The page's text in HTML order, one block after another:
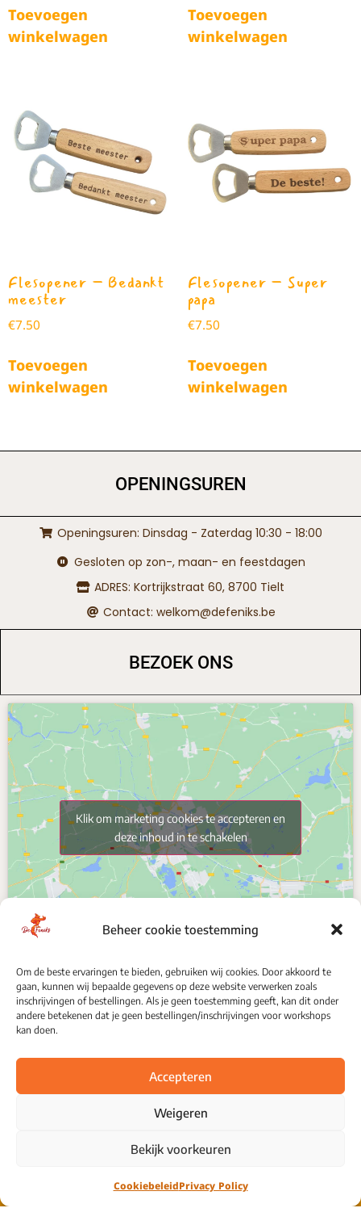
Beheer cookie toestemming
Om de beste ervaringen te bieden, gebruiken wij cookies. Door akkoord te
gaan, kunnen wij bepaalde gegevens op deze website verwerken zoals
inschrijvingen of bestellingen. Als je geen toestemming geeft, kan dit onder
andere betekenen dat je geen bestellingen/inschrijvingen voor workshops
kan doen.
Accepteren
Weigeren
Bekijk voorkeuren
CookiebeleidPrivacy Policy
Toevoegen
winkelwagen
Toevoegen
winkelwagen
Flesopener – Bedankt
meester
€7.50
Toevoegen
winkelwagen
Flesopener – Super
papa
€7.50
Toevoegen
winkelwagen
OPENINGSUREN
Openingsuren: Dinsdag - Zaterdag 10:30 - 18:00
Gesloten op zon-, maan- en feestdagen
ADRES: Kortrijkstraat 60, 8700 Tielt
Contact: welkom@defeniks.be
BEZOEK ONS
Klik om marketing cookies te accepteren en
deze inhoud in te schakelen
VOLG ONS
Privacy Policy
© 2024 All Rights Reserved